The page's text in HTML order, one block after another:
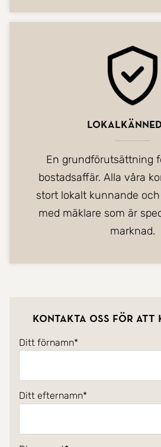
En grundförutsättning
bostadsaffär. Alla våra
stort lokalt kunnande
med mäklare som är
marknad.
Kontakta oss för att
Ditt förnamn
Ditt efternamn